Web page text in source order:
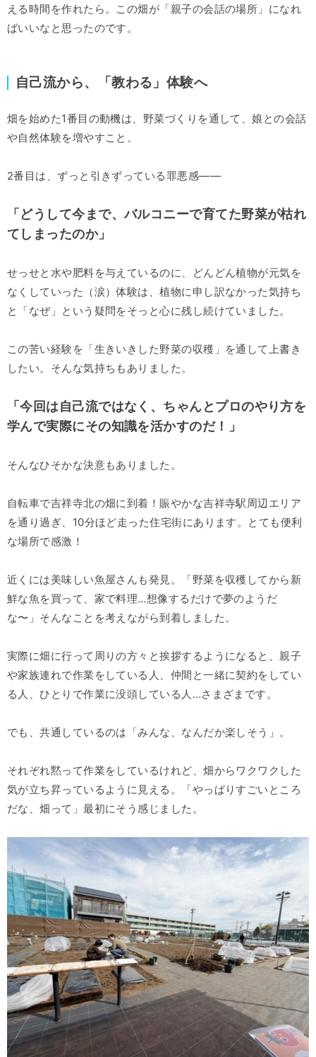
える時間を作れたら。この畑が「親子の会話の場所」になれ
ばいいなと思ったのです。
自己流から、「教わる」体験へ
畑を始めた1番目の動機は、野菜づくりを通して、娘との会話
や自然体験を増やすこと。
2番目は、ずっと引きずっている罪悪感――
「どうして今まで、バルコニーで育てた野菜が枯れ
てしまったのか」
せっせと水や肥料を与えているのに、どんどん植物が元気を
なくしていった（涙）体験は、植物に申し訳なかった気持ち
と「なぜ」という疑問をそっと心に残し続けていました。
この苦い経験を「生きいきした野菜の収穫」を通して上書き
したい。そんな気持ちもありました。
「今回は自己流ではなく、ちゃんとプロのやり方を
学んで実際にその知識を活かすのだ！」
そんなひそかな決意もありました。
自転車で吉祥寺北の畑に到着！賑やかな吉祥寺駅周辺エリア
を通り過ぎ、10分ほど走った住宅街にあります。とても便利
な場所で感激！
近くには美味しい魚屋さんも発見。「野菜を収穫してから新
鮮な魚を買って、家で料理…想像するだけで夢のようだ
な〜」そんなことを考えながら到着しました。
実際に畑に行って周りの方々と挨拶するようになると、親子
や家族連れで作業をしている人、仲間と一緒に契約をしてい
る人、ひとりで作業に没頭している人…さまざまです。
でも、共通しているのは「みんな、なんだか楽しそう」。
それぞれ黙って作業をしているけれど、畑からワクワクした
気が立ち昇っているように見える。「やっぱりすごいところ
だな、畑って」最初にそう感じました。